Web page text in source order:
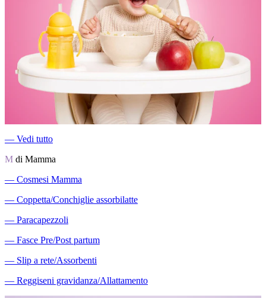
― Vedi tutto
M di Mamma
― Cosmesi Mamma
― Coppetta/Conchiglie assorbilatte
― Paracapezzoli
― Fasce Pre/Post partum
― Slip a rete/Assorbenti
― Reggiseni gravidanza/Allattamento